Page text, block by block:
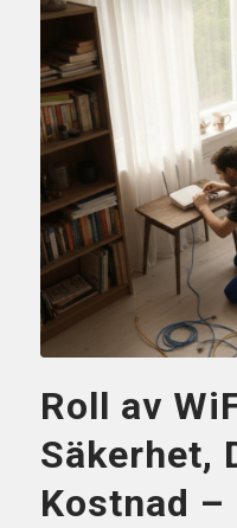
Roll av
Säkerhet,
Kostnad